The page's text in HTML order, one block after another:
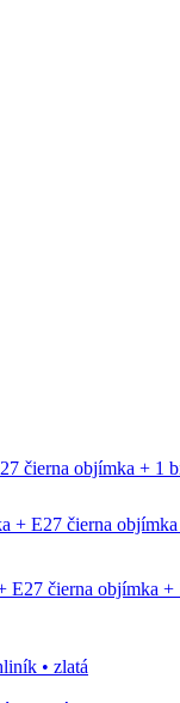
čierna objímka + 1
E27 čierna objímka